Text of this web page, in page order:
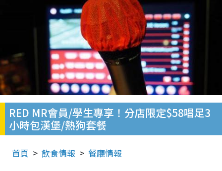
RED MR會員/學生專享！分店限定$58唱足3
小時包漢堡/熱狗套餐
首頁 飲食情報 餐廳情報